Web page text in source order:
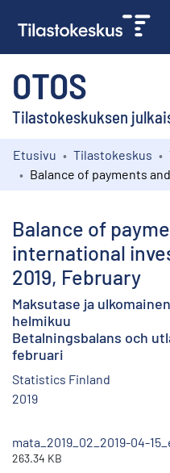
OTOS
Tilastokeskuksen
Kokoelmat
Etusivu Tilastokeskus
Balance of
international
2019, February
Maksutase ja
helmikuu
Betalningsbalans och
februari
Statistics Finland
2019
mata_2019_02_2019-04-
263.34 KB